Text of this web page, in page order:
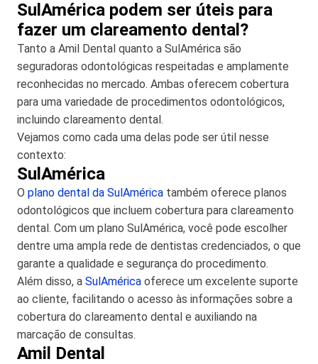
SulAmérica podem ser úteis para
fazer um clareamento dental?
Tanto a Amil Dental quanto a SulAmérica são
seguradoras odontológicas respeitadas e amplamente
reconhecidas no mercado. Ambas oferecem cobertura
para uma variedade de procedimentos odontológicos,
incluindo clareamento dental.
Vejamos como cada uma delas pode ser útil nesse
contexto:
SulAmérica
O plano dental da SulAmérica também oferece planos
odontológicos que incluem cobertura para clareamento
dental. Com um plano SulAmérica, você pode escolher
dentre uma ampla rede de dentistas credenciados, o que
garante a qualidade e segurança do procedimento.
Além disso, a SulAmérica oferece um excelente suporte
ao cliente, facilitando o acesso às informações sobre a
cobertura do clareamento dental e auxiliando na
marcação de consultas.
Amil Dental